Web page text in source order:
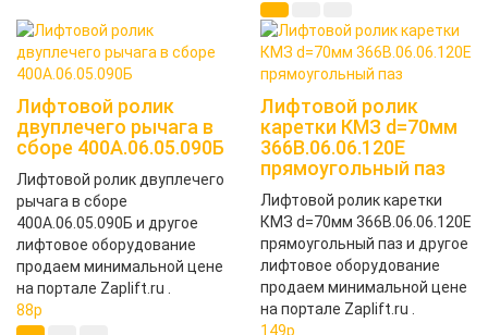
Лифтовой ролик
двуплечего рычага в
сборе 400А.06.05.090Б
Лифтовой ролик двуплечего
рычага в сборе
400А.06.05.090Б и другое
лифтовое оборудование
продаем минимальной цене
на портале Zaplift.ru .
88p
Лифтовой ролик
каретки КМЗ d=70мм
366В.06.06.120Е
прямоугольный паз
Лифтовой ролик каретки
КМЗ d=70мм 366В.06.06.120Е
прямоугольный паз и другое
лифтовое оборудование
продаем минимальной цене
на портале Zaplift.ru .
149p